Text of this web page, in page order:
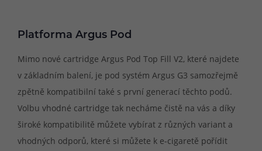
Platforma Argus Pod
Mimo nové cartridge Argus Pod Top Fill V2, které najdete
v základním balení, je pod systém Argus G3 samozřejmě
zpětně kompatibilní také s první generací těchto podů.
Volbu vhodné cartridge tak necháme čistě na vás a díky
široké kompatibilitě můžete vybírat z různých variant a
vhodných odporů, které si můžete k e-cigaretě pořídit